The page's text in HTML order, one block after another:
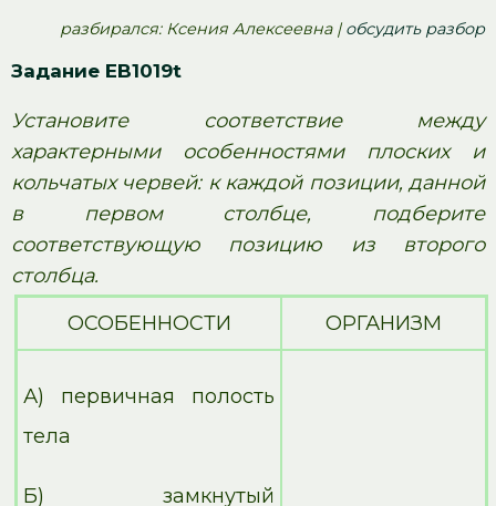
pазбирался: Ксения Алексеевна |обсудить разбор
Задание EB1019t
Установите соответствие между
характерными особенностями плоских и
кольчатых червей: к каждой позиции, данной
в первом столбце, подберите
соответствующую позицию из второго
столбца.
ОСОБЕННОСТИ
ОРГАНИЗМ
А) первичная полость
тела
Б) замкнутый